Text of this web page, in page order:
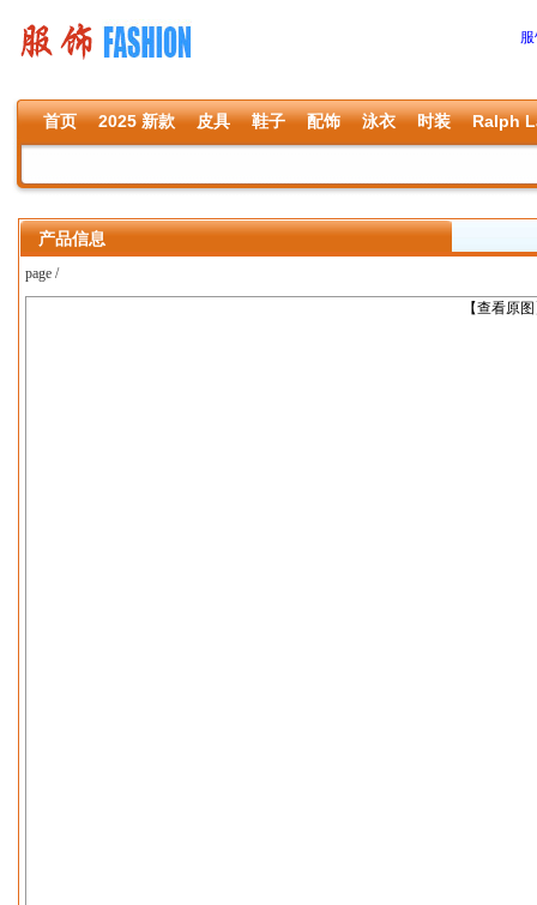
首页 2025 新款 皮具 鞋子 配饰 泳衣 时装 Ralph
产品信息
page /
【查看原
上一张